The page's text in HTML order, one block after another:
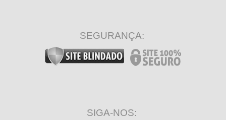
SEGURANÇA:
SIGA-NOS: